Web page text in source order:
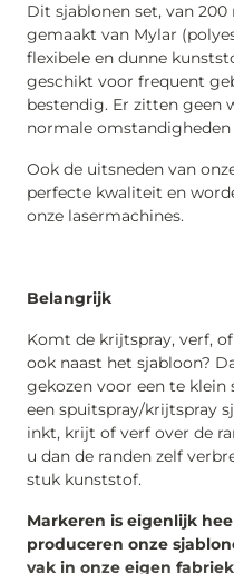
Dit sjablonen set, van
gemaakt van Mylar
flexibele en dunne
geschikt voor frequent
bestendig. Er zitten geen
normale
Ook de uitsneden van
perfecte kwaliteit en
onze lasermachines.
Belangrijk
Komt de krijtspray, verf,
ook naast het sjabloon?
gekozen voor een te klein
een spuitspray/krijtspray
inkt, krijt of verf over de
u dan de randen zelf
stuk kunststof.
Markeren is eigenlijk
produceren onze
vak in onze eigen